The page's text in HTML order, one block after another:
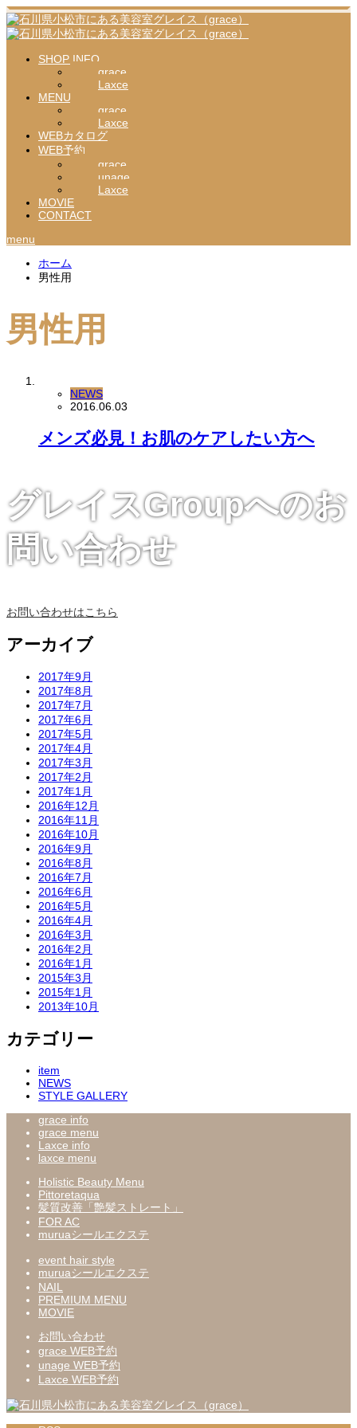
SHOP INFO
grace
Laxce
MENU
grace
Laxce
WEBカタログ
WEB予約
grace
unage
Laxce
MOVIE
CONTACT
menu
ホーム
男性用
男性用
NEWS
2016.06.03
メンズ必見！お肌のケアしたい方へ
グレイスGroupへのお
問い合わせ
お問い合わせはこちら
アーカイブ
2017年9月
2017年8月
2017年7月
2017年6月
2017年5月
2017年4月
2017年3月
2017年2月
2017年1月
2016年12月
2016年11月
2016年10月
2016年9月
2016年8月
2016年7月
2016年6月
2016年5月
2016年4月
2016年3月
2016年2月
2016年1月
2015年3月
2015年1月
2013年10月
カテゴリー
item
NEWS
STYLE GALLERY
grace info
grace menu
Laxce info
laxce menu
Holistic Beauty Menu
Pittoretaqua
髪質改善「艶髪ストレート」
FOR AC
muruaシールエクステ
event hair style
muruaシールエクステ
NAIL
PREMIUM MENU
MOVIE
お問い合わせ
grace WEB予約
unage WEB予約
Laxce WEB予約